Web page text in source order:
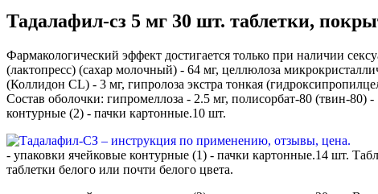
Тадалафил-cз 5 мг 30 шт. таблетки,
Фармакологический эффект достигается только при наличии
(лактопресс) (сахар молочный) - 64 мг, целлюлоза
(Коллидон CL) - 3 мг, гипролоза экстра тонкая
Состав оболочки: гипромеллоза - 2.5 мг, полисорбат-80 (твин-
контурные (2) - пачки картонные.10 шт.
- упаковки ячейковые контурные (1) - пачки картонные.14 шт.
таблетки белого или почти белого цвета.